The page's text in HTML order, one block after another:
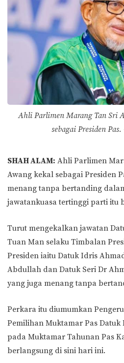
Ahli Parlimen Marang Tan Sri
sebagai Presiden
SHAH ALAM: Ahli Parlimen
Awang kekal sebagai Presiden
menang tanpa bertanding
jawatankuasa tertinggi parti itu
Turut mengekalkan jawatan
Tuan Man selaku Timbalan
Presiden iaitu Datuk Idris
Abdullah dan Datuk Seri Dr
yang juga menang tanpa
Perkara itu diumumkan
Pemilihan Muktamar Pas
pada Muktamar Tahunan Pas
berlangsung di sini hari ini.